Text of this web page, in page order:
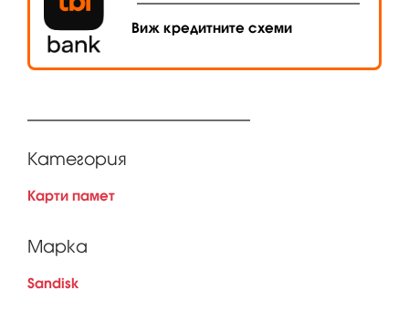
Виж кредитните схеми
Категория
Карти памет
Марка
Sandisk